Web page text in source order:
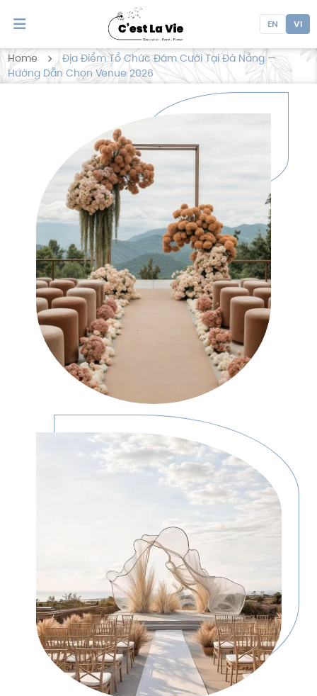
EN VI
Home
Địa Điểm Tổ Chức Đám Cưới Tại Đà Nẵng —
Hướng Dẫn Chọn Venue 2026
Địa Điểm Tổ Chức Đám
Cưới Tại Đà Nẵng — Hướng
Dẫn Chọn Venue 2026